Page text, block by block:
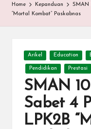
g
er
Home Kepanduan
SMAN
“Mortal Kombat” Paskabnas
Posted
in
Arikel Education
Pendidikan Prestasi
SMAN
Sabet 4
LPK2B